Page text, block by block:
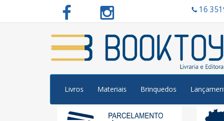
16
Livros Materiais Brinquedos